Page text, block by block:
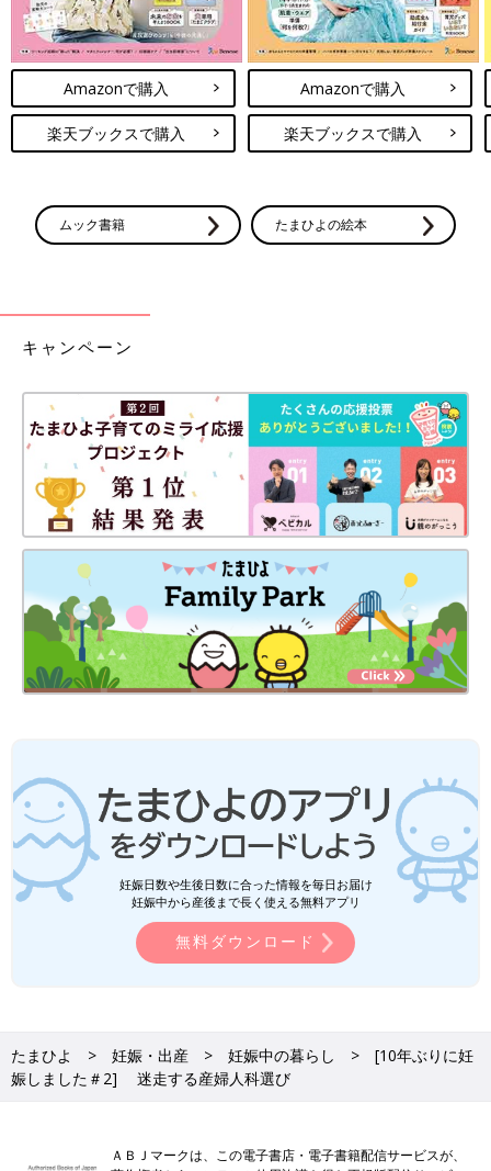
し。...だったところ１０年ぶりに第３子を妊娠！
妊娠記録をインスタグラム
（https://www.instagram.com/maoppachi.baby/）にて公開中。
長男長女の幼い頃の育児エッセイや日常エッセイ、オリジナル絵
本などはcomicoベストチャレンジ
http://www.comico.jp/challenge/
）にて公開中。
前の話
人目！
次の話
Amazonで購入
楽天ブックスで購入
Amazonで購入
楽天ブックスで購入
ムック書籍 たまひよの絵本
キャンペーン
妊娠日数や生後日数に合った情報を毎日お届け
妊娠中から産後まで長く使える無料アプリ
無料ダウンロード
たまひよ 妊娠・出産 妊娠中の暮らし
[10年ぶりに妊
娠しました＃2] 迷走する産婦人科選び
ＡＢＪマークは、この電子書店・電子書籍配信サービスが、